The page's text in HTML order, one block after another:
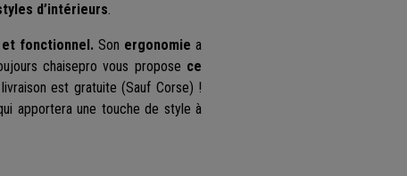
d’intérieurs.
fonctionnel. Son ergonomie a
chaisepro vous propose ce
est gratuite (Sauf Corse) !
apportera une touche de style à